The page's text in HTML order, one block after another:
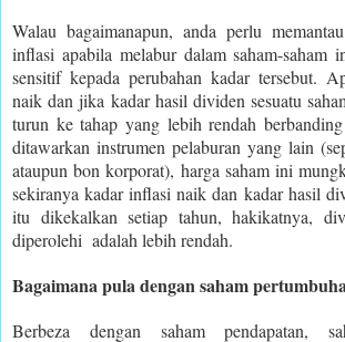
Walau bagaimanapun, anda perlu
inflasi apabila melabur dalam saham-saham
sensitif kepada perubahan kadar tersebut.
naik dan jika kadar hasil dividen sesuatu
turun ke tahap yang lebih rendah
ditawarkan instrumen pelaburan yang lain
ataupun bon korporat), harga saham ini
sekiranya kadar inflasi naik dan kadar hasil
itu dikekalkan setiap tahun, hakikatnya,
diperolehi adalah lebih rendah.
Bagaimana pula dengan saham
Berbeza dengan saham pendapatan,